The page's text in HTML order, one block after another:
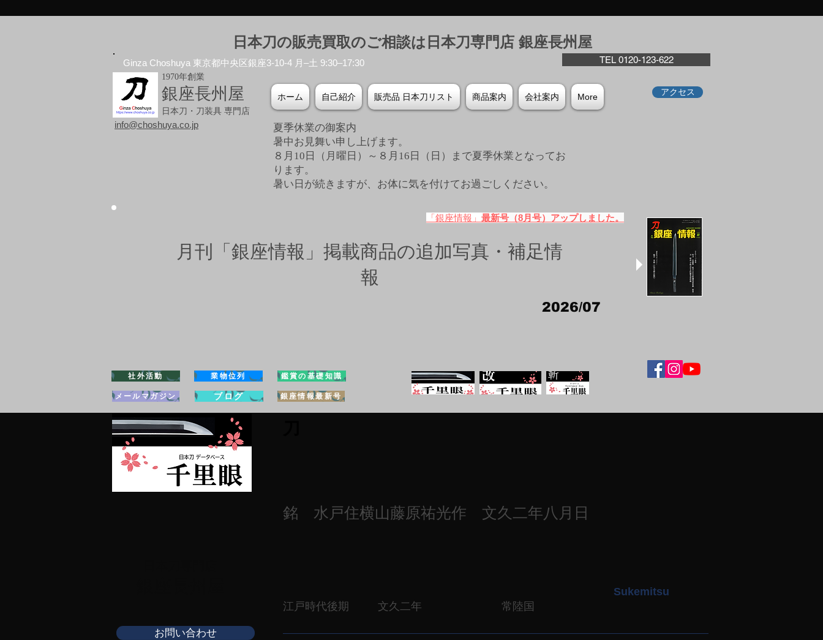
日本刀の販売買取のご相談は日本刀専門店 銀座⻑州屋
TEL 0120-123-622
Ginza Choshuya 東京都中央区銀座3-10-4 月–土 9:30–17:30
1970年創業
銀座長州屋
日本刀・刀装具 専門店
ホーム 自己紹介 販売品 日本刀リスト 商品案内 会社案内 More アクセス
info@choshuya.co.jp
夏季休業の御案内
暑中お見舞い申し上げます。
８月10日（月曜日）～８月16日（日）まで夏季休業となってお
ります。
​暑い日が続きますが、お体に気を付けてお過ごしください。
「銀座情報」 最新号（8月号）アップしました。
月刊「銀座情報」掲載商品の追加写真・補足情
報
2026/07
社外活動 業物位列 鑑賞の基礎知識
メールマガジン ブログ 銀座情報最新号
銘 水戸住横山藤原祐光作 文久二年八月日
江戸時代後期 文久二年 常陸国
Sukemitsu
お問い合わせ